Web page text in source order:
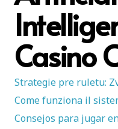
Casino
Strategie pre ruletu:
Come funziona il
Consejos para jugar